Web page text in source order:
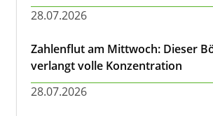
28.07.2026
Zahlenflut am Mittwoch: Dieser
verlangt volle Konzentration
28.07.2026